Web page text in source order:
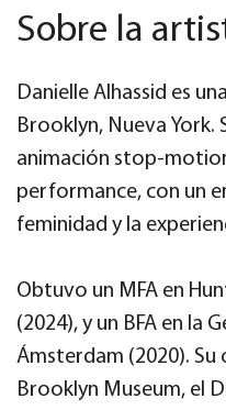
Sobre la
Danielle Alhassid es
Brooklyn, Nueva York.
animación stop-
performance, con un
feminidad y la
Obtuvo un MFA en
(2024), y un BFA en la
Ámsterdam (2020). Su
Brooklyn Museum, el